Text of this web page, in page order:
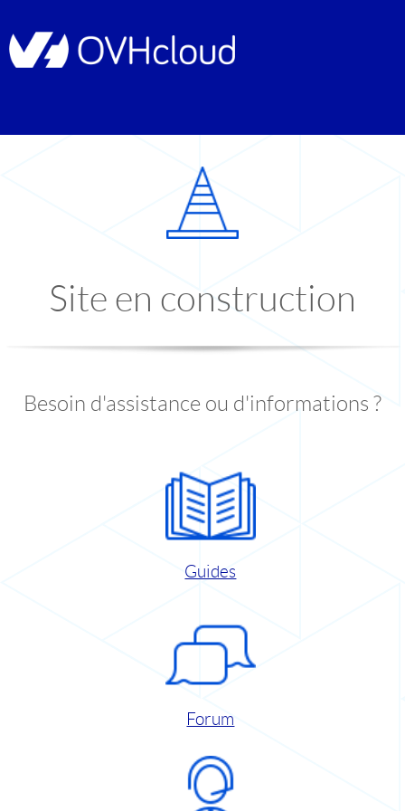
Site en construction
Besoin d'assistance ou d'informations ?
Guides
Forum